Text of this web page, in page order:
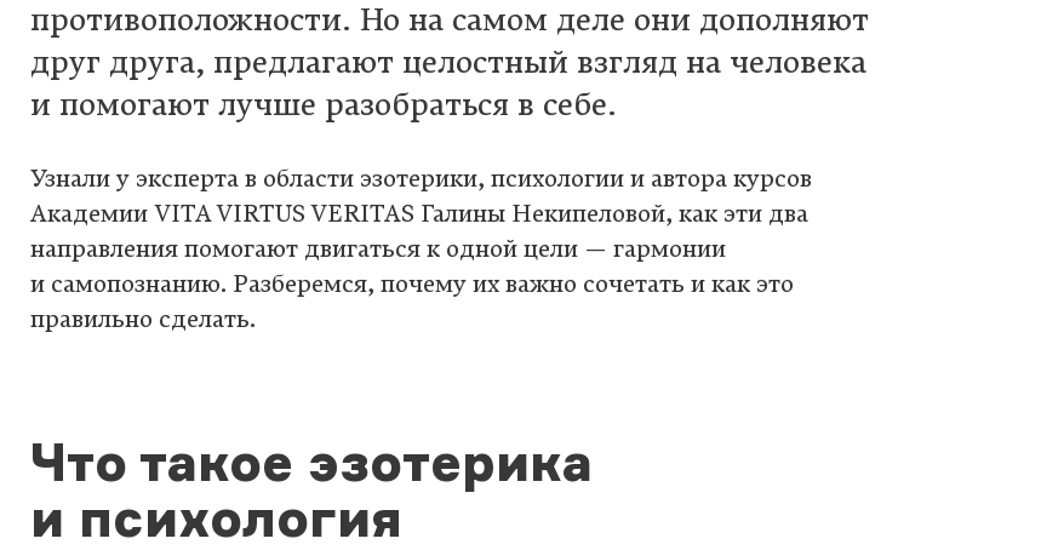
противоположности. Но на самом деле они дополняют
друг друга, предлагают целостный взгляд на человека
и помогают лучше разобраться в себе.
Узнали у эксперта в области эзотерики, психологии и автора курсов
Академии VITA VIRTUS VERITAS Галины Некипеловой, как эти два
направления помогают двигаться к одной цели — гармонии
и самопознанию. Разберемся, почему их важно сочетать и как это
правильно сделать.
Что такое эзотерика
и психология